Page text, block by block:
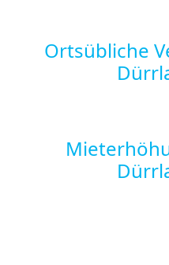
Ortsübliche